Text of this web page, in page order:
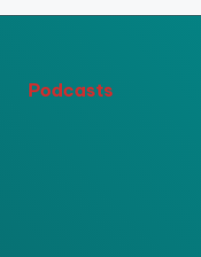
Podcasts